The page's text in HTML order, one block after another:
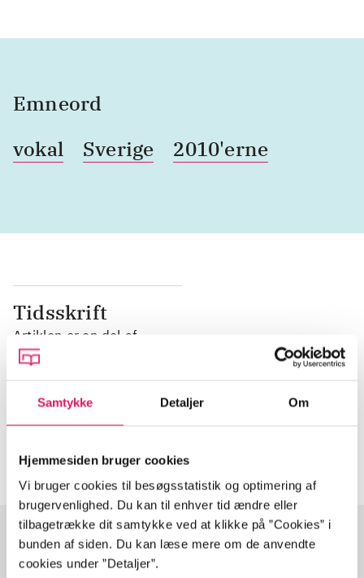
Samtykke Detaljer Om
Hjemmesiden bruger cookies
Vi bruger cookies til besøgsstatistik og optimering af
brugervenlighed. Du kan til enhver tid ændre eller
tilbagetrække dit samtykke ved at klikke på ”Cookies” i
bunden af siden. Du kan læse mere om de anvendte
cookies under ”Detaljer”.
Emneord
vokal
Sverige 2010'erne
Tidsskrift
Artiklen er en del af
Tidsskrift
Artiklerne ihandler ofte om
Artikler med samme emner